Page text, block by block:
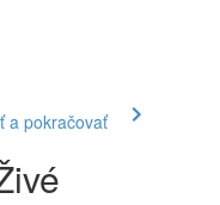
a pokračovať